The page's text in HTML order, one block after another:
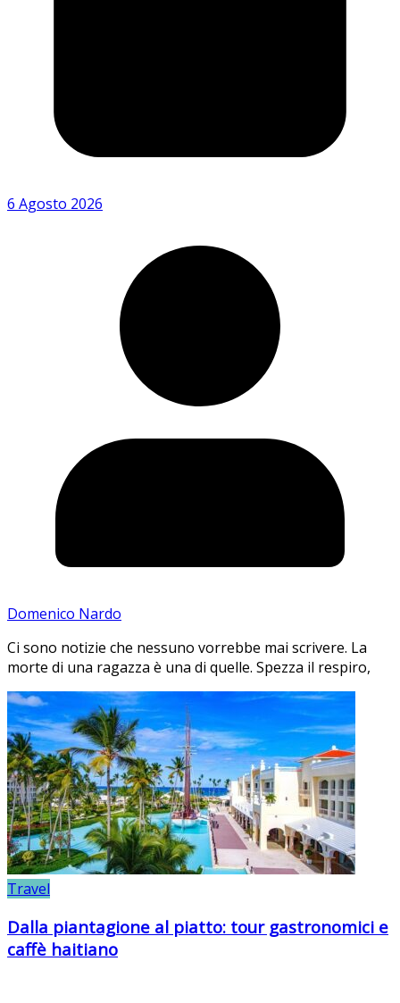
6 Agosto 2026
Domenico Nardo
Ci sono notizie che nessuno vorrebbe mai scrivere. La
morte di una ragazza è una di quelle. Spezza il respiro,
Travel
Dalla piantagione al piatto: tour gastronomici e
caffè haitiano